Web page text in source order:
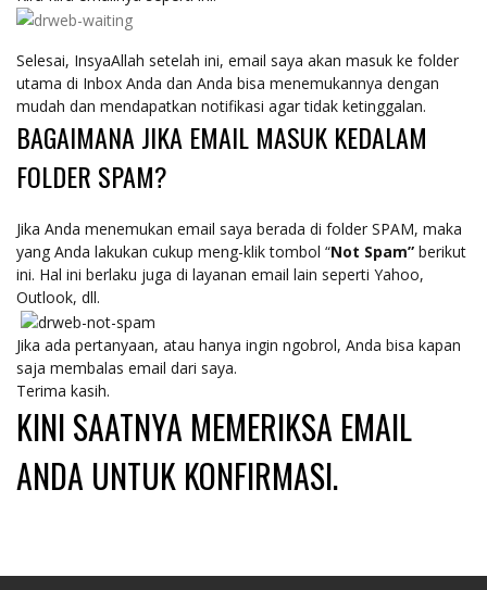
Selesai, InsyaAllah setelah ini, email saya akan masuk ke folder
utama di Inbox Anda dan Anda bisa menemukannya dengan
mudah dan mendapatkan notifikasi agar tidak ketinggalan.
BAGAIMANA JIKA EMAIL MASUK KEDALAM
FOLDER SPAM?
Jika Anda menemukan email saya berada di folder SPAM, maka
yang Anda lakukan cukup meng-klik tombol “Not Spam” berikut
ini. Hal ini berlaku juga di layanan email lain seperti Yahoo,
Outlook, dll.
Jika ada pertanyaan, atau hanya ingin ngobrol, Anda bisa kapan
saja membalas email dari saya.
Terima kasih.
KINI SAATNYA MEMERIKSA EMAIL
ANDA UNTUK KONFIRMASI.